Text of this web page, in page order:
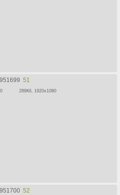
951699 51
289Кб, 1920x1080
951700 52